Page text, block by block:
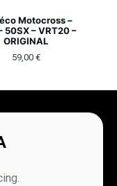
Motocross –
50SX – VRT20 –
ORIGINAL
59,00 €